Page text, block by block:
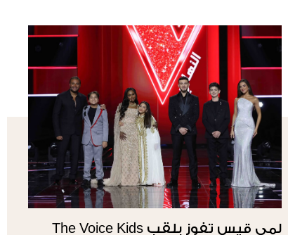
لمى قيس تفوز بلقب The Voice Kids